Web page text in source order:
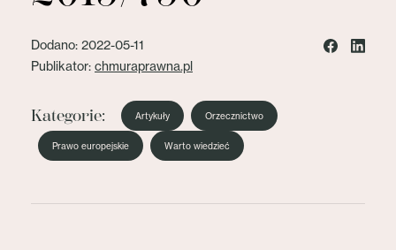
Dodano: 2022-05-11
Publikator: chmuraprawna.pl
Kategorie: Artykuły Orzecznictwo
Prawo europejskie Warto wiedzieć